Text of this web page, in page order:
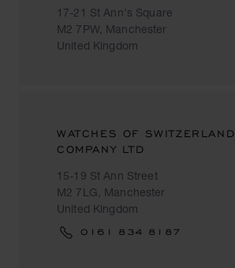
17-21 St Ann's Square
M2 7PW, Manchester
United Kingdom
WATCHES OF SWITZERLAND
COMPANY LTD
15-19 St Ann Street
M2 7LG, Manchester
United Kingdom
0161 834 8187